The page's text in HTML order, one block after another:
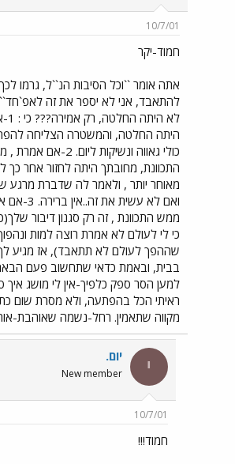
10/7/01
חמוד-יקר
אתה אומר ``וכל הסיבות הנ``ל, גרמו
להתאבד, אני לא יספר את זה
לא
היתה החלטה, והמשטרה הצליחה
כולי גאווה ונשיקות
התכוונת, מחובתך היתה לחזור אחר כך
מאוחר יותר , ולאמר לה שדברת מרגע
ואם לא
ממש התכוונת , זה רק סגנון דיבור
כי לי לעולם לא אמרת רוצה למות
שההפך לעולם לא תתאבד), אז מגיע
בבית, ובאמת כדאי שתחשוב פעם
למען הסר ספק כלפיך-אין לי מושג איך
ראיתי הכל בהפתעה, ולא מסרת שום
מקווה שתאמין. רחל-נשמה שאוהבת-
י יום.
New member
10/7/01
חמוד!!!